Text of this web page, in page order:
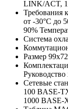
LINK/ACT,
Требования
от -30°C до
90%
Система
Размер
Руководство
Сетевые
100 BASE-
1000 BASE-